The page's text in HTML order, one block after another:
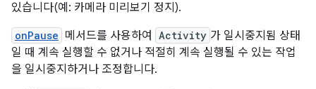
있습니다(예: 카메라 미리보기 정지).
onPause 메서드를 사용하여 Activity 가 일시중지됨 상태
일 때 계속 실행할 수 없거나 적절히 계속 실행될 수 있는 작업
을 일시중지하거나 조정합니다.